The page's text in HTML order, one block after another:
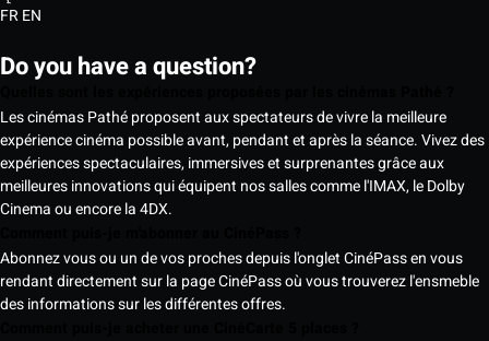
FREN
Do you have a question?
Les cinémas Pathé proposent aux spectateurs de vivre la meilleure
expérience cinéma possible avant, pendant et après la séance. Vivez des
expériences spectaculaires, immersives et surprenantes grâce aux
meilleures innovations qui équipent nos salles comme l'IMAX, le Dolby
Cinema ou encore la 4DX.
Abonnez vous ou un de vos proches depuis l'onglet CinéPass en vous
rendant directement sur la page CinéPass où vous trouverez l'ensmeble
des informations sur les différentes offres.